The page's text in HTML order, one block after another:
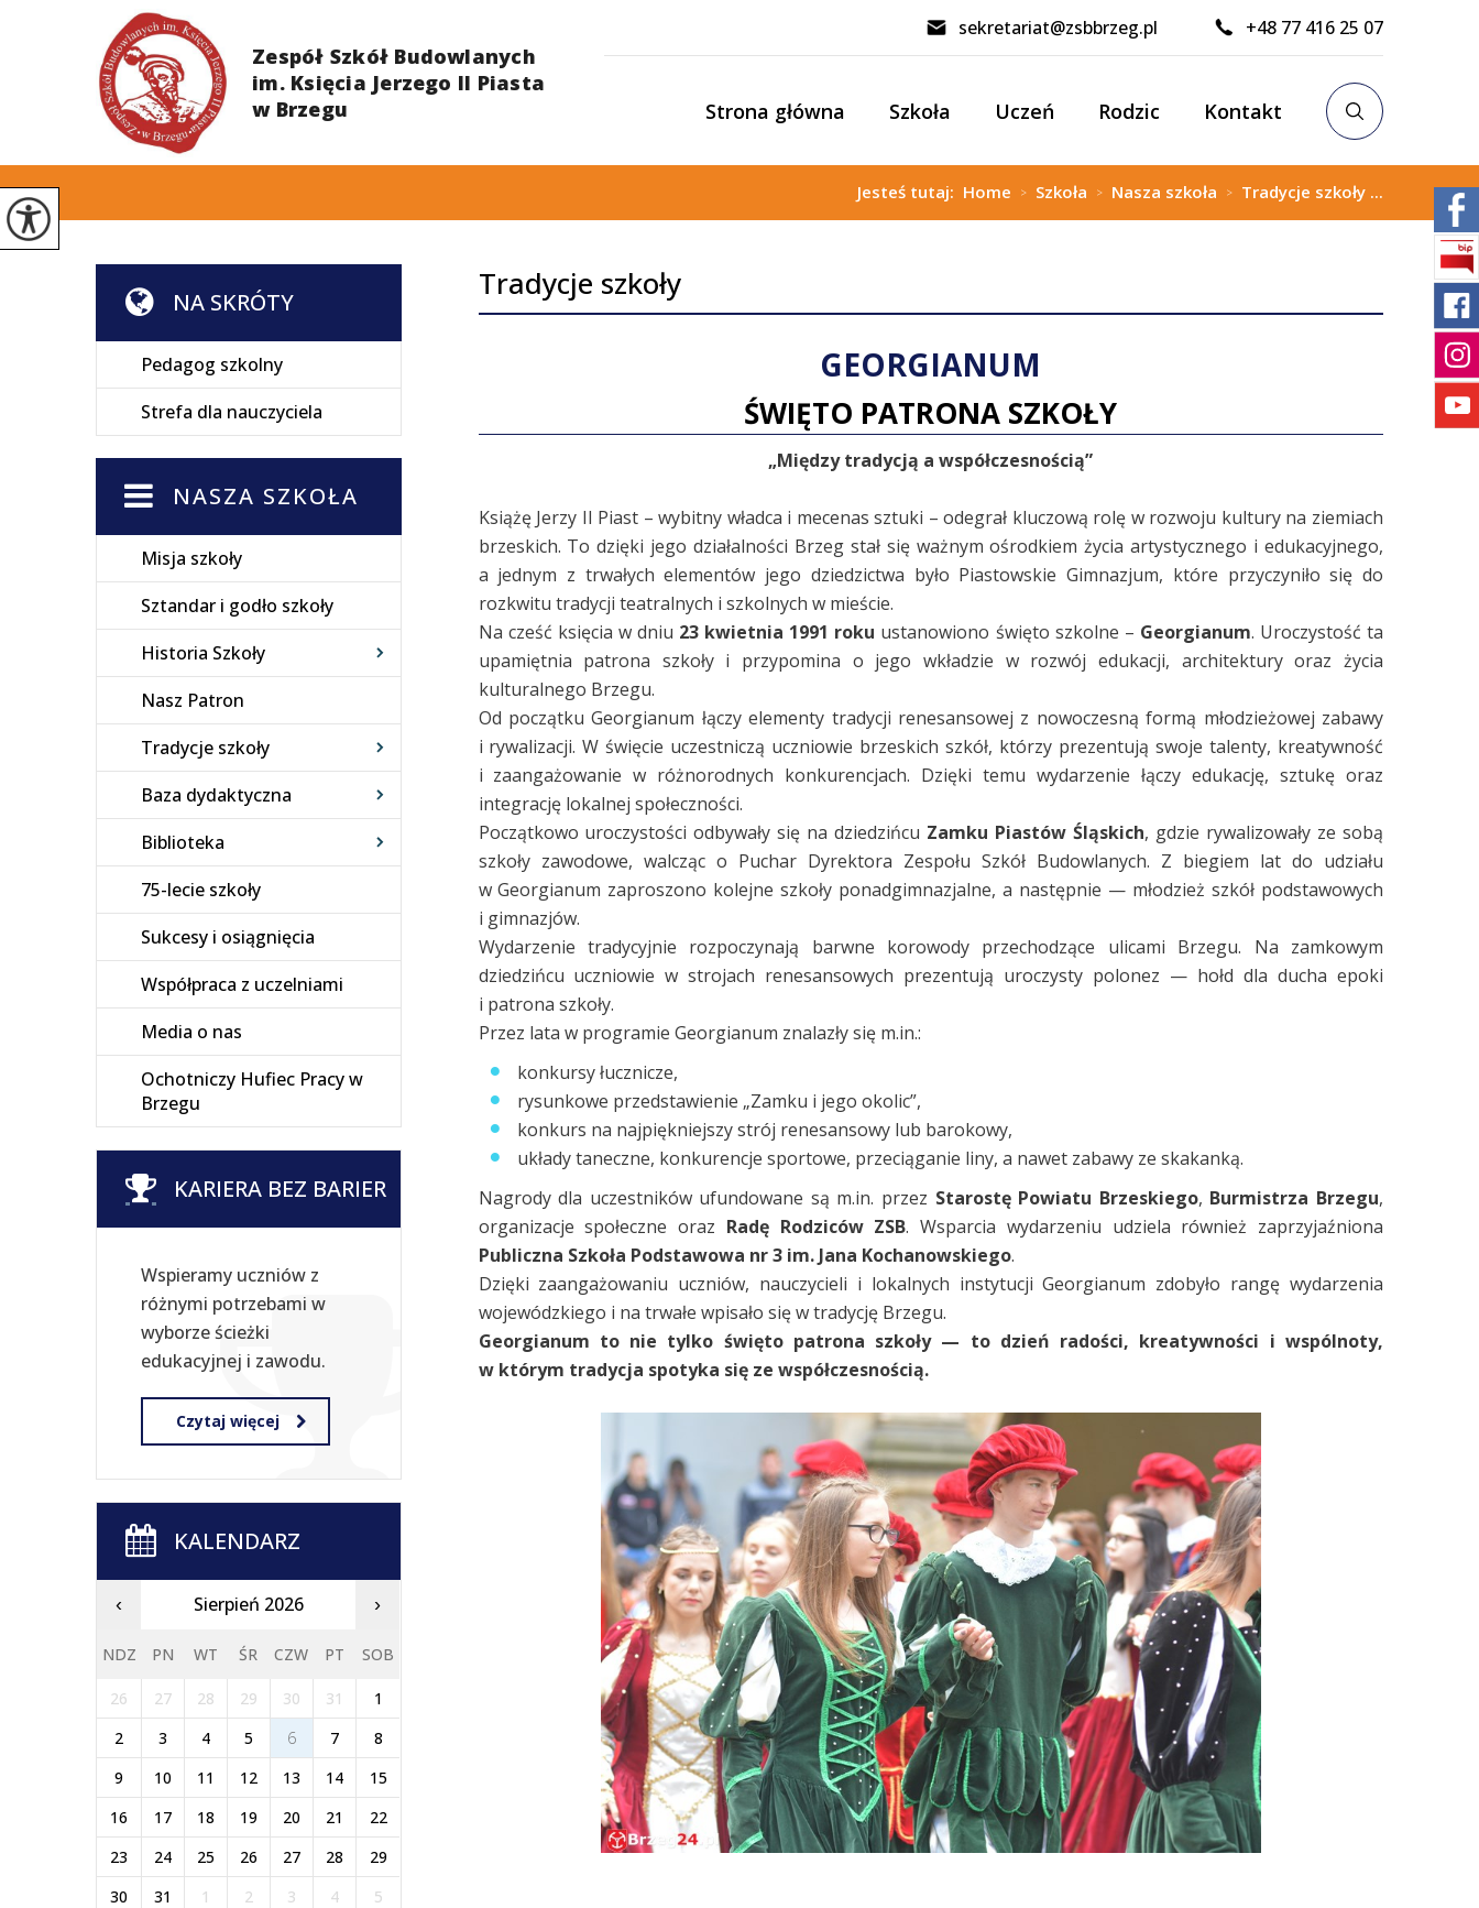
sekretariat@zsbbrzeg.pl +48 77 416 25 07
Strona główna Szkoła Uczeń Rodzic Kontakt
Jesteś tutaj: Home > Szkoła > Nasza szkoła > Tradycje szkoły ...
Tradycje szkoły
GEORGIANUM
ŚWIĘTO PATRONA SZKOŁY
„Między tradycją a współczesnością”
Książę Jerzy II Piast – wybitny władca i mecenas sztuki – odegrał kluczową rolę w rozwoju kultury na ziemiach
brzeskich. To dzięki jego działalności Brzeg stał się ważnym ośrodkiem życia artystycznego i edukacyjnego,
a jednym z trwałych elementów jego dziedzictwa było Piastowskie Gimnazjum, które przyczyniło się do
rozkwitu tradycji teatralnych i szkolnych w mieście.
Na cześć księcia w dniu 23 kwietnia 1991 roku ustanowiono święto szkolne – Georgianum. Uroczystość ta
upamiętnia patrona szkoły i przypomina o jego wkładzie w rozwój edukacji, architektury oraz życia
kulturalnego Brzegu.
Od początku Georgianum łączy elementy tradycji renesansowej z nowoczesną formą młodzieżowej zabawy
i rywalizacji. W święcie uczestniczą uczniowie brzeskich szkół, którzy prezentują swoje talenty, kreatywność
i zaangażowanie w różnorodnych konkurencjach. Dzięki temu wydarzenie łączy edukację, sztukę oraz
integrację lokalnej społeczności.
Początkowo uroczystości odbywały się na dziedzińcu Zamku Piastów Śląskich, gdzie rywalizowały ze sobą
szkoły zawodowe, walcząc o Puchar Dyrektora Zespołu Szkół Budowlanych. Z biegiem lat do udziału
w Georgianum zaproszono kolejne szkoły ponadgimnazjalne, a następnie — młodzież szkół podstawowych
i gimnazjów.
Wydarzenie tradycyjnie rozpoczynają barwne korowody przechodzące ulicami Brzegu. Na zamkowym
dziedzińcu uczniowie w strojach renesansowych prezentują uroczysty polonez — hołd dla ducha epoki
i patrona szkoły.
Przez lata w programie Georgianum znalazły się m.in.:
konkursy łucznicze,
rysunkowe przedstawienie „Zamku i jego okolic”,
konkurs na najpiękniejszy strój renesansowy lub barokowy,
układy taneczne, konkurencje sportowe, przeciąganie liny, a nawet zabawy ze skakanką.
Nagrody dla uczestników ufundowane są m.in. przez Starostę Powiatu Brzeskiego, Burmistrza Brzegu,
organizacje społeczne oraz Radę Rodziców ZSB. Wsparcia wydarzeniu udziela również zaprzyjaźniona
Publiczna Szkoła Podstawowa nr 3 im. Jana Kochanowskiego.
Dzięki zaangażowaniu uczniów, nauczycieli i lokalnych instytucji Georgianum zdobyło rangę wydarzenia
wojewódzkiego i na trwałe wpisało się w tradycję Brzegu.
Georgianum to nie tylko święto patrona szkoły — to dzień radości, kreatywności i wspólnoty,
w którym tradycja spotyka się ze współczesnością.
NA SKRÓTY
Pedagog szkolny
Strefa dla nauczyciela
NASZA SZKOŁA
Misja szkoły
Sztandar i godło szkoły
Historia Szkoły
Nasz Patron
Tradycje szkoły
Baza dydaktyczna
Biblioteka
75-lecie szkoły
Sukcesy i osiągnięcia
Współpraca z uczelniami
Media o nas
Ochotniczy Hufiec Pracy w
Brzegu
KARIERA BEZ BARIER
Wspieramy uczniów z
różnymi potrzebami w
wyborze ścieżki
edukacyjnej i zawodu.
Czytaj więcej
KALENDARZ
‹ Sierpień 2026 ›
NDZ PN WT ŚR CZW PT SOB
26 27 28 29 30 31
1
2
3 4 5 6 7
8
9
10 11 12 13 14
15
16
17 18 19 20 21
22
23
24 25 26 27 28
29
30
31 1 2 3 4 5